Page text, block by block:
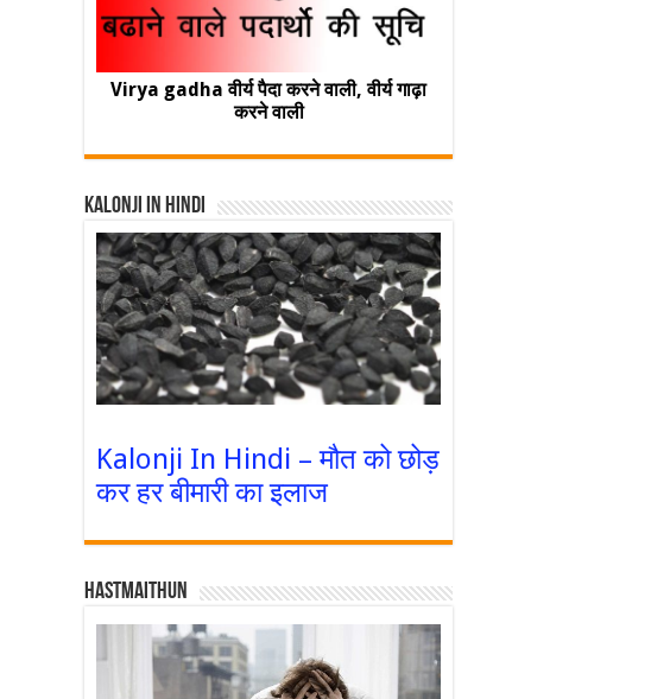
Virya gadha वीर्य पैदा करने वाली, वीर्य गाढ़ा
करने वाली
Kalonji In Hindi
Kalonji In Hindi – मौत को छोड़
कर हर बीमारी का इलाज
Hastmaithun